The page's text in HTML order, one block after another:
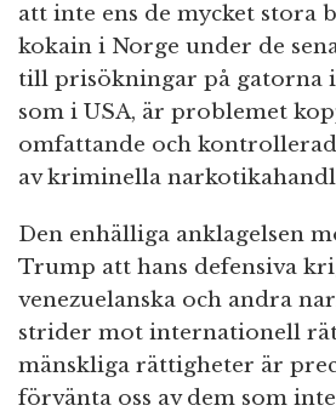
att inte ens de mycket stora
kokain i Norge under de
till prisökningar på gatorna i
som i USA, är problemet
omfattande och
av kriminella
Den enhälliga anklagelsen
Trump att hans defensiva
venezuelanska och andra
strider mot internationell
mänskliga rättigheter är
förvänta oss av dem som